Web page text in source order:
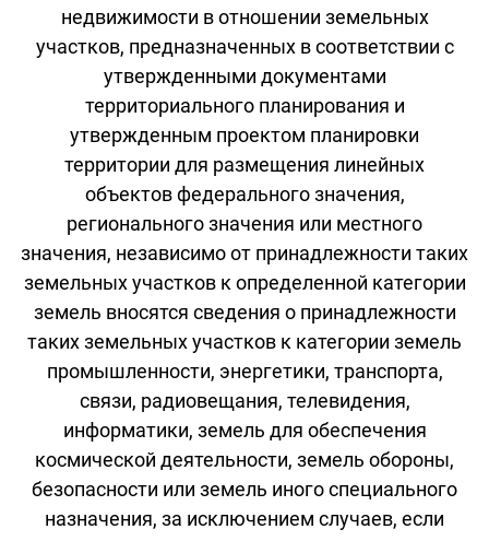
недвижимости в отношении земельных
участков, предназначенных в соответствии с
утвержденными документами
территориального планирования и
утвержденным проектом планировки
территории для размещения линейных
объектов федерального значения,
регионального значения или местного
значения, независимо от принадлежности таких
земельных участков к определенной категории
земель вносятся сведения о принадлежности
таких земельных участков к категории земель
промышленности, энергетики, транспорта,
связи, радиовещания, телевидения,
информатики, земель для обеспечения
космической деятельности, земель обороны,
безопасности или земель иного специального
назначения, за исключением случаев, если